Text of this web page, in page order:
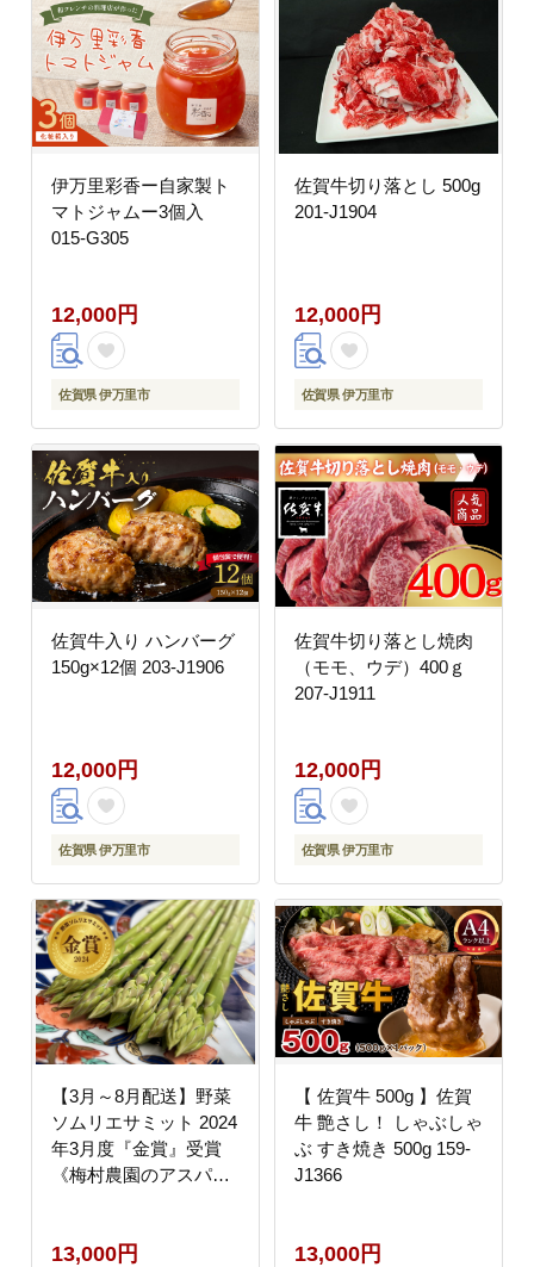
伊万里彩香ー自家製ト
マトジャムー3個入
015-G305
12,000円
佐賀県 伊万里市
佐賀牛切り落とし 500g
201-J1904
12,000円
佐賀県 伊万里市
佐賀牛入り ハンバーグ
150g×12個 203-J1906
12,000円
佐賀県 伊万里市
佐賀牛切り落とし焼肉
（モモ、ウデ）400ｇ
207-J1911
12,000円
佐賀県 伊万里市
【3月～8月配送】野菜
ソムリエサミット 2024
年3月度『金賞』受賞
《梅村農園のアスパラ
13,000円
【 佐賀牛 500g 】佐賀
牛 艶さし！ しゃぶしゃ
ぶ すき焼き 500g 159-
J1366
13,000円